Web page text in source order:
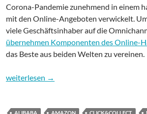
Corona-Pandemie zunehmend in einem
mit den Online-Angeboten verwickelt.
viele Geschäftsinhaber auf die
übernehmen Komponenten des Online-
das Beste aus beiden Welten zu vereinen.
Wohin geht es in Digitalien? Folge 17:
weiterlesen →